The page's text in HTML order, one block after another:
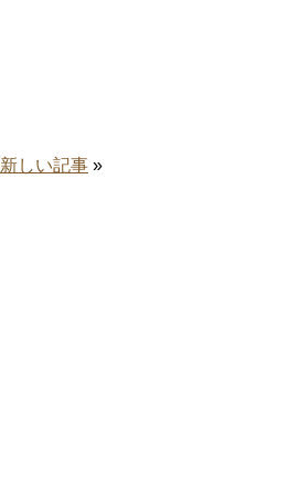
新しい記事 »